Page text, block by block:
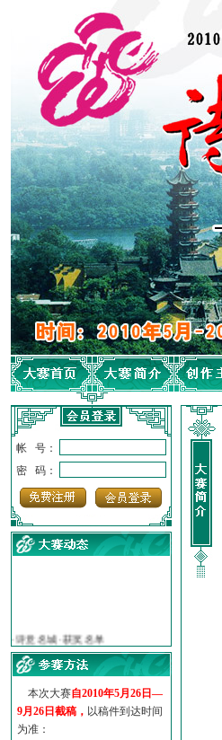
帐 号：
密 码：
·【诗意·名城】地铁展示作...
·诗意名城·地铁时间
·地铁完美呈现【诗意·名城...
参赛作品多达5000多首
“诗意·名城”晒诗会
特别通知--致广大诗词爱好...
本次大赛自2010年5月26日—
9月26日截稿， 以稿件到达时间
为准：